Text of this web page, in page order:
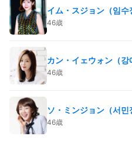
イム・スジョン（임
46歳
カン・イェウォン（강
46歳
ソ・ミンジョン（서민
46歳